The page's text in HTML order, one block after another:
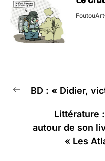
FoutouArt
de
l’article
Previous
BD : « Didier,
Littérature
autour de son
« Les